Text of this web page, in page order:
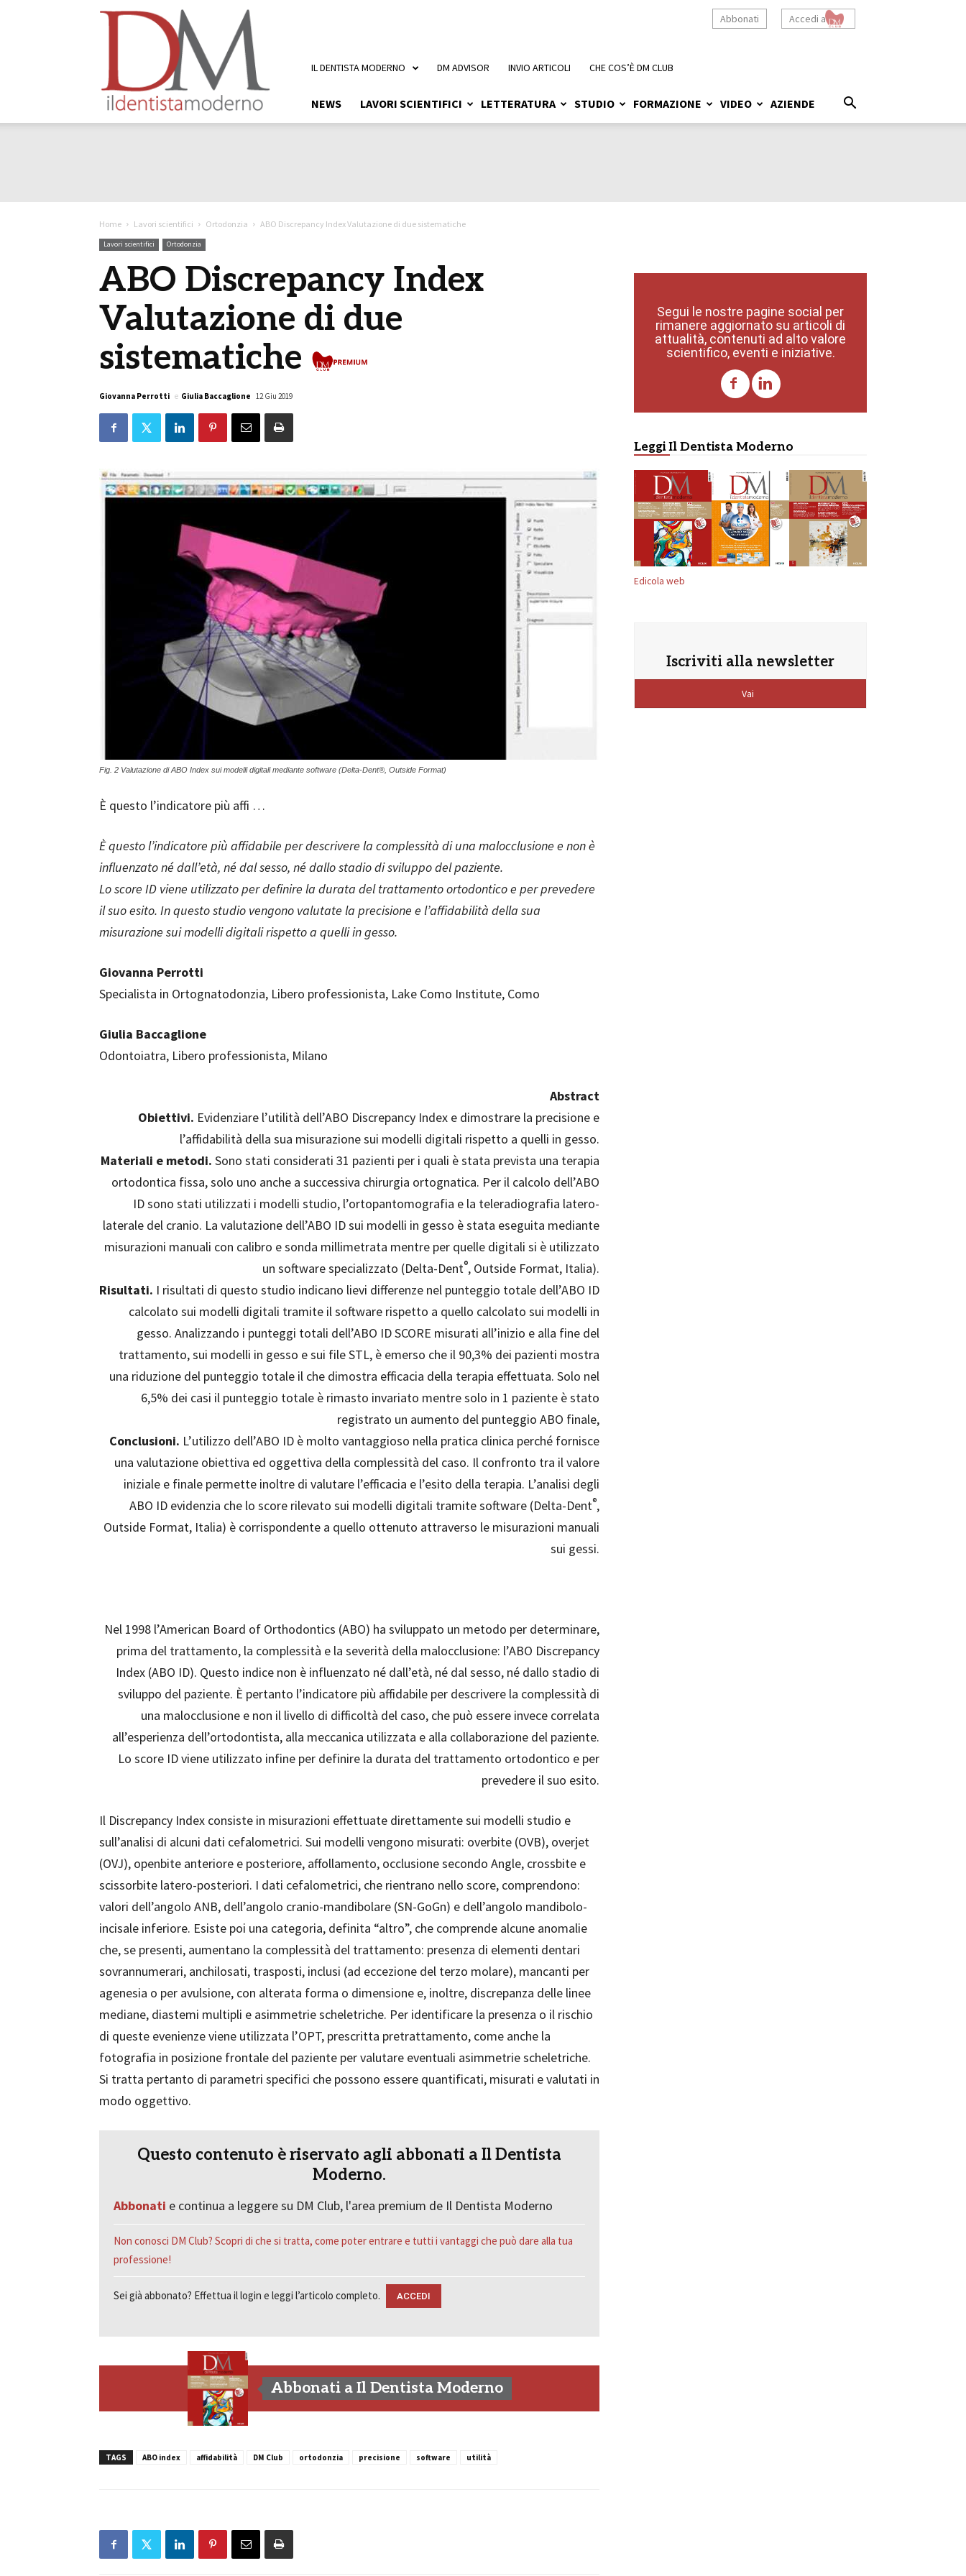
Accedi a
Abbonati
NEWS LAVORI SCIENTIFICI LETTERATURA STUDIO FORMAZIONE VIDEO AZIENDE
IL DENTISTA MODERNO DM ADVISOR INVIO ARTICOLI CHE COS’È DM CLUB
Home Lavori scientifici Ortodonzia ABO Discrepancy Index Valutazione di due sistematiche
Lavori scientifici Ortodonzia
ABO Discrepancy Index
Valutazione di due
sistematiche
Giovanna Perrotti e Giulia Baccaglione 12 Giu 2019
Fig. 2 Valutazione di ABO Index sui modelli digitali mediante software (Delta-Dent®, Outside Format)
È questo l’indicatore più affi …
È questo l’indicatore più affidabile per descrivere la complessità di una malocclusione e non è
influenzato né dall’età, né dal sesso, né dallo stadio di sviluppo del paziente.
Lo score ID viene utilizzato per definire la durata del trattamento ortodontico e per prevedere
il suo esito. In questo studio vengono valutate la precisione e l’affidabilità della sua
misurazione sui modelli digitali rispetto a quelli in gesso.
Giovanna Perrotti
Specialista in Ortognatodonzia, Libero professionista, Lake Como Institute, Como
Giulia Baccaglione
Odontoiatra, Libero professionista, Milano
Abstract
Obiettivi. Evidenziare l’utilità dell’ABO Discrepancy Index e dimostrare la precisione e
l’affidabilità della sua misurazione sui modelli digitali rispetto a quelli in gesso.
Materiali e metodi. Sono stati considerati 31 pazienti per i quali è stata prevista una terapia
ortodontica fissa, solo uno anche a successiva chirurgia ortognatica. Per il calcolo dell’ABO
ID sono stati utilizzati i modelli studio, l’ortopantomografia e la teleradiografia latero-
laterale del cranio. La valutazione dell’ABO ID sui modelli in gesso è stata eseguita mediante
misurazioni manuali con calibro e sonda millimetrata mentre per quelle digitali si è utilizzato
un software specializzato (Delta-Dent®, Outside Format, Italia).
Risultati. I risultati di questo studio indicano lievi differenze nel punteggio totale dell’ABO ID
calcolato sui modelli digitali tramite il software rispetto a quello calcolato sui modelli in
gesso. Analizzando i punteggi totali dell’ABO ID SCORE misurati all’inizio e alla fine del
trattamento, sui modelli in gesso e sui file STL, è emerso che il 90,3% dei pazienti mostra
una riduzione del punteggio totale il che dimostra efficacia della terapia effettuata. Solo nel
6,5% dei casi il punteggio totale è rimasto invariato mentre solo in 1 paziente è stato
registrato un aumento del punteggio ABO finale,
Conclusioni. L’utilizzo dell’ABO ID è molto vantaggioso nella pratica clinica perché fornisce
una valutazione obiettiva ed oggettiva della complessità del caso. Il confronto tra il valore
iniziale e finale permette inoltre di valutare l’efficacia e l’esito della terapia. L’analisi degli
ABO ID evidenzia che lo score rilevato sui modelli digitali tramite software (Delta-Dent®,
Outside Format, Italia) è corrispondente a quello ottenuto attraverso le misurazioni manuali
sui gessi.
Nel 1998 l’American Board of Orthodontics (ABO) ha sviluppato un metodo per determinare,
prima del trattamento, la complessità e la severità della malocclusione: l’ABO Discrepancy
Index (ABO ID). Questo indice non è influenzato né dall’età, né dal sesso, né dallo stadio di
sviluppo del paziente. È pertanto l’indicatore più affidabile per descrivere la complessità di
una malocclusione e non il livello di difficoltà del caso, che può essere invece correlata
all’esperienza dell’ortodontista, alla meccanica utilizzata e alla collaborazione del paziente.
Lo score ID viene utilizzato infine per definire la durata del trattamento ortodontico e per
prevedere il suo esito.
Il Discrepancy Index consiste in misurazioni effettuate direttamente sui modelli studio e
sull’analisi di alcuni dati cefalometrici. Sui modelli vengono misurati: overbite (OVB), overjet
(OVJ), openbite anteriore e posteriore, affollamento, occlusione secondo Angle, crossbite e
scissorbite latero-posteriori. I dati cefalometrici, che rientrano nello score, comprendono:
valori dell’angolo ANB, dell’angolo cranio-mandibolare (SN-GoGn) e dell’angolo mandibolo-
incisale inferiore. Esiste poi una categoria, definita “altro”, che comprende alcune anomalie
che, se presenti, aumentano la complessità del trattamento: presenza di elementi dentari
sovrannumerari, anchilosati, trasposti, inclusi (ad eccezione del terzo molare), mancanti per
agenesia o per avulsione, con alterata forma o dimensione e, inoltre, discrepanza delle linee
mediane, diastemi multipli e asimmetrie scheletriche. Per identificare la presenza o il rischio
di queste evenienze viene utilizzata l’OPT, prescritta pretrattamento, come anche la
fotografia in posizione frontale del paziente per valutare eventuali asimmetrie scheletriche.
Si tratta pertanto di parametri specifici che possono essere quantificati, misurati e valutati in
modo oggettivo.
Questo contenuto è riservato agli abbonati a Il Dentista
Moderno.
Abbonati e continua a leggere su DM Club, l'area premium de Il Dentista Moderno
Non conosci DM Club? Scopri di che si tratta, come poter entrare e tutti i vantaggi che può dare alla tua
professione!
Sei già abbonato? Effettua il login e leggi l’articolo completo. ACCEDI
Abbonati a Il Dentista Moderno
TAGS ABO index affidabilità DM Club ortodonzia precisione software utilità
Segui le nostre pagine social per
rimanere aggiornato su articoli di
attualità, contenuti ad alto valore
scientifico, eventi e iniziative.
Leggi Il Dentista Moderno
Edicola web
Iscriviti alla newsletter
Vai